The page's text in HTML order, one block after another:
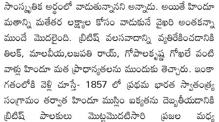
సాంస్కృతిక అర్థంలో వాడుతున్నానని అన్నాడు. అయితే హిందూ
మతాన్ని మతేతర లక్ష్యాల కోసం వాడుకునే వైఖరి అంతకన్నా
ముందే మొదలైంది. బ్రిటిష్ వలసవాదాన్ని వ్యతిరేకించడానికి
తిలక్, మాలవీయ,లజపతి రాయ్, గోపాలకృష్ణ గోఖలే వంటి
వాళ్లు హిందూ మత ప్రాధాన్యతలను ముందుకు తెచ్చారు. ఇంకా
గతంలోకి వెళ్లి చూస్తే- 1857 లో ప్రథమ భారత స్వాతంత్ర్య
సంగ్రామం తర్వాత హిందూ ముస్లిం ఐక్యతను దెబ్బతీయడానికి
బ్రిటిష్ పాలకులు మొట్టమొదటిసారి ప్రజల మధ్య